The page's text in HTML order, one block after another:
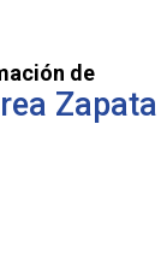
de
Zapata